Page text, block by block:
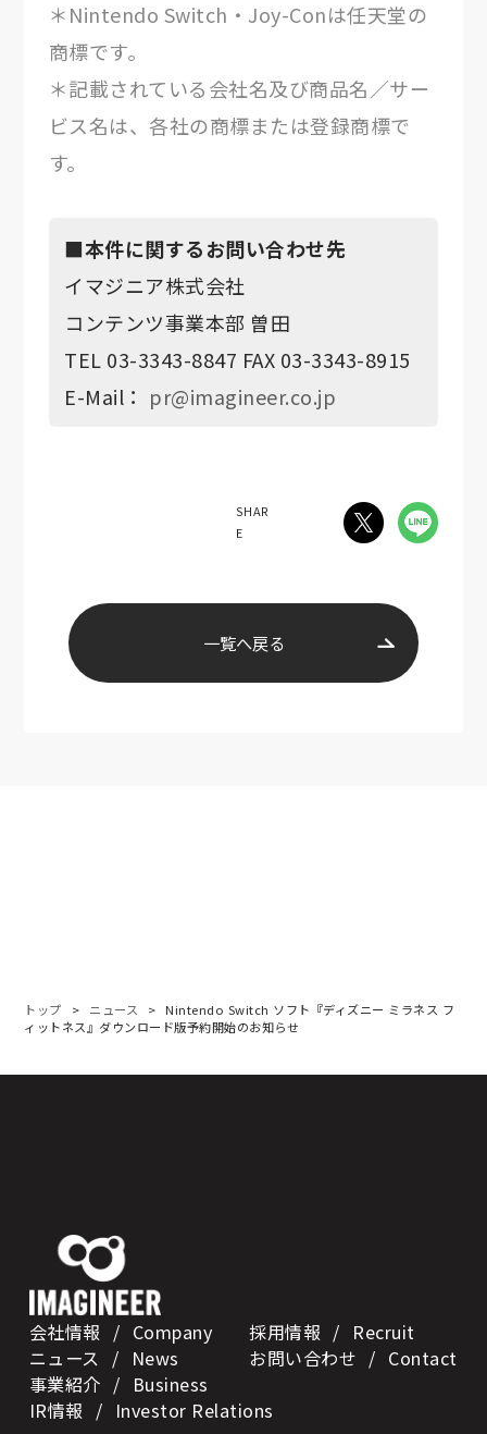
＊Nintendo Switch・Joy-Conは任天堂の
商標です。
＊記載されている会社名及び商品名／サー
ビス名は、各社の商標または登録商標で
す。
■本件に関するお問い合わせ先
イマジニア株式会社
コンテンツ事業本部 曽田
TEL 03-3343-8847 FAX 03-3343-8915
E-Mail： pr@imagineer.co.jp
SHAR
E
一覧へ戻る
Company
会社概要や経営理念、アクセス情報について
事業紹介
Business
当社が展開している主な事業内容について
ご紹介します。